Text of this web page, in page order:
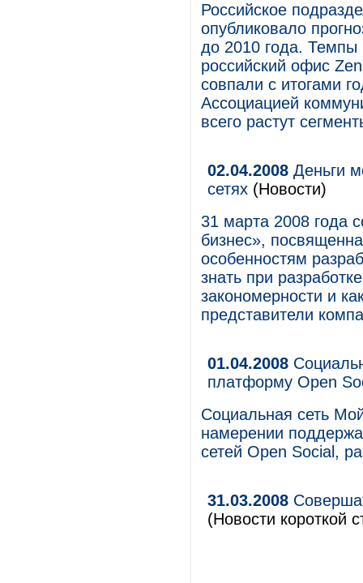
Российское
опубликовало
до 2010 года. Темпы
российский офис
совпали с итогами
Ассоциацией
всего растут
02.04.2008 Деньги
сетях (Новости)
31 марта 2008 года
бизнес»,
особенностям
знать при
закономерности и
представители
01.04.2008
платформу Open
Социальная сеть
намерении
сетей Open Social,
31.03.2008
(Новости короткой